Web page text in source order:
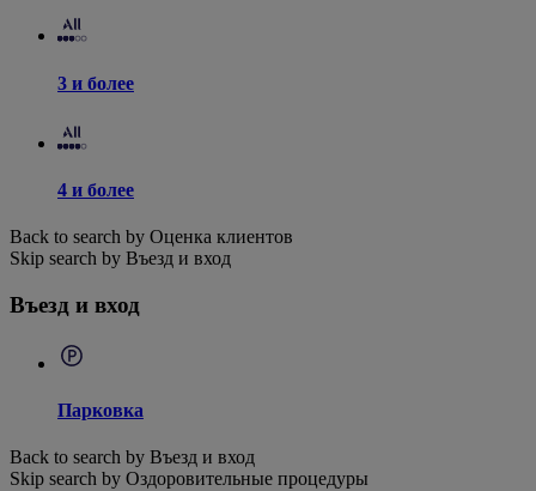
3 и более
4 и более
Back to search by Оценка клиентов
Skip search by Въезд и вход
Въезд и вход
Парковка
Back to search by Въезд и вход
Skip search by Оздоровительные процедуры